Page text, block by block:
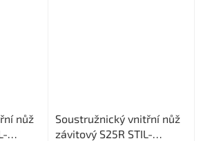
nůž
Soustružnický vnitřní nůž
závitový S25R STIL-